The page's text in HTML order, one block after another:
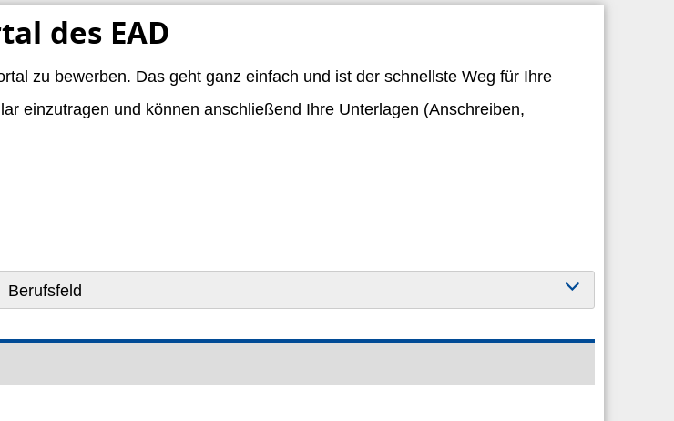
des EAD
zu bewerben. Das geht ganz einfach und ist der schnellste Weg für Ihre
einzutragen und können anschließend Ihre Unterlagen (Anschreiben,
Berufsfeld